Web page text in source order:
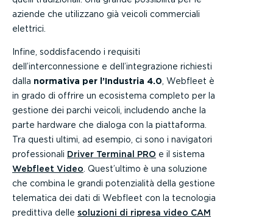
aziende che utilizzano già veicoli commerciali
elettrici.
Infine, soddisfacendo i requisiti
dell’interconnessione e dell’integrazione richiesti
dalla normativa per l’Industria 4.0 , Webfleet è
in grado di offrire un ecosistema completo per la
gestione dei parchi veicoli, includendo anche la
parte hardware che dialoga con la piattaforma.
Tra questi ultimi, ad esempio, ci sono i navigatori
professionali Driver Terminal PRO e il sistema
Webfleet Video . Quest’ultimo è una soluzione
che combina le grandi potenzialità della gestione
telematica dei dati di Webfleet con la tecnologia
predittiva delle soluzioni di ripresa video CAM